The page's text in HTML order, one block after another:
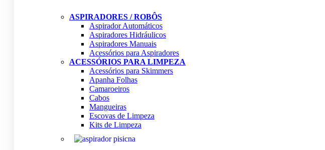
ASPIRADORES / ROBÔS
Aspirador Automáticos
Aspiradores Hidráulicos
Aspiradores Manuais
Acessórios para Aspiradores
ACESSÓRIOS PARA LIMPEZA
Acessórios para Skimmers
Apanha Folhas
Camaroeiros
Cabos
Mangueiras
Escovas de Limpeza
Kits de Limpeza